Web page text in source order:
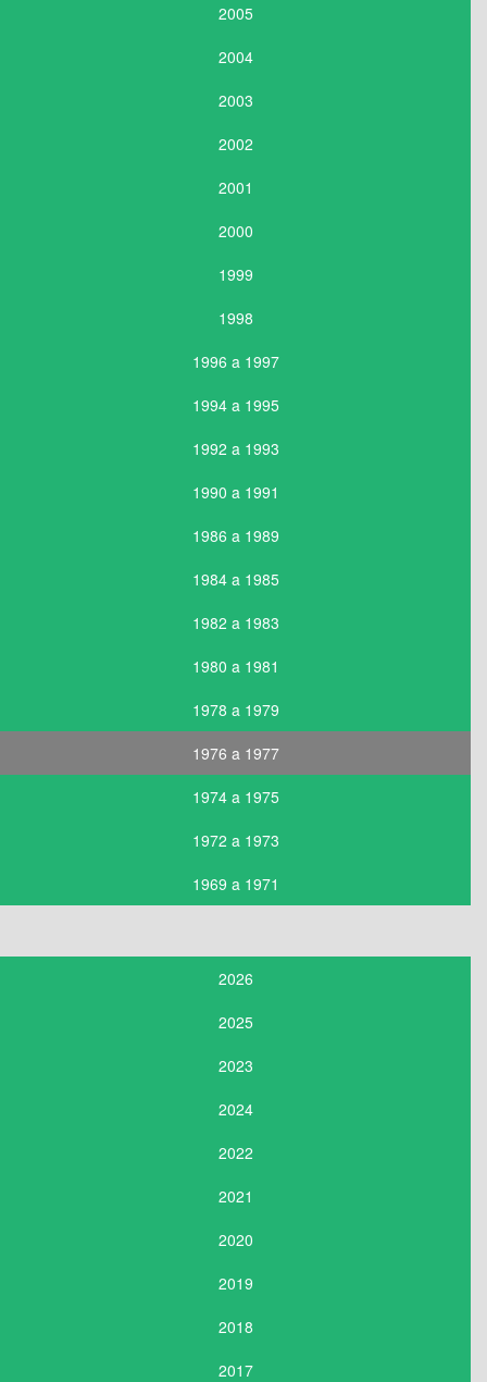
2005
2004
2003
2002
2001
2000
1999
1998
1996 a 1997
1994 a 1995
1992 a 1993
1990 a 1991
1986 a 1989
1984 a 1985
1982 a 1983
1980 a 1981
1978 a 1979
1976 a 1977
1974 a 1975
1972 a 1973
1969 a 1971
2026
2025
2023
2024
2022
2021
2020
2019
2018
2017